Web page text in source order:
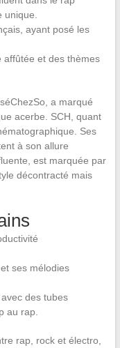
ayant posé les
et des thèmes
a marqué
acerbe. SCH, quant
Ses
à son allure
est marquée par
décontracté mais
ses mélodies
des tubes
au rap.
rap, rock et électro,